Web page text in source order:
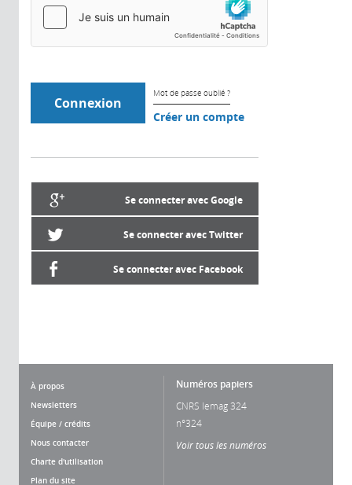
Mot de passe oublié ?
Créer un compte
Se connecter avec Google
Se connecter avec Twitter
Se connecter avec Facebook
À propos
Newsletters
Équipe / crédits
Nous contacter
Charte d'utilisation
Plan du site
Numéros papiers
CNRS lemag 324
n°324
Voir tous les numéros